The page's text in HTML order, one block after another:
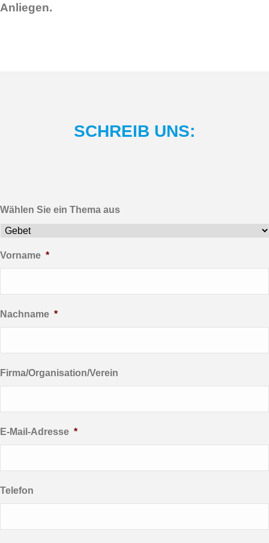
Anliegen.
SCHREIB UNS:
Wählen Sie ein Thema aus
Vorname *
Nachname *
Firma/Organisation/Verein
E-Mail-Adresse *
Telefon